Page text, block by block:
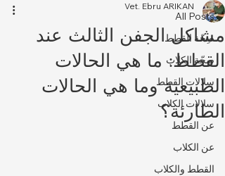
All Posts
صِحّة القطط
صِحّة الكلاب
سلالات القطط
سلالات الكلاب
عن القطط
عن الكلاب
القطط والكلاب
مشاكل الجفن الثالث عند
القطط: ما هي الحالات
الطبيعية وما هي الحالات
الطارئة؟
Vet. Ebru ARIKAN